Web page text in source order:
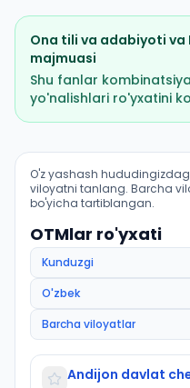
Ona tili va adabiyoti va
majmuasi
Shu fanlar
yo'nalishlari ro'yxatini
Kompyuter
O'z yashash
viloyatni tanlang. Barcha
bo'yicha tartiblangan.
OTMlar ro'yxati
Andijon davlat